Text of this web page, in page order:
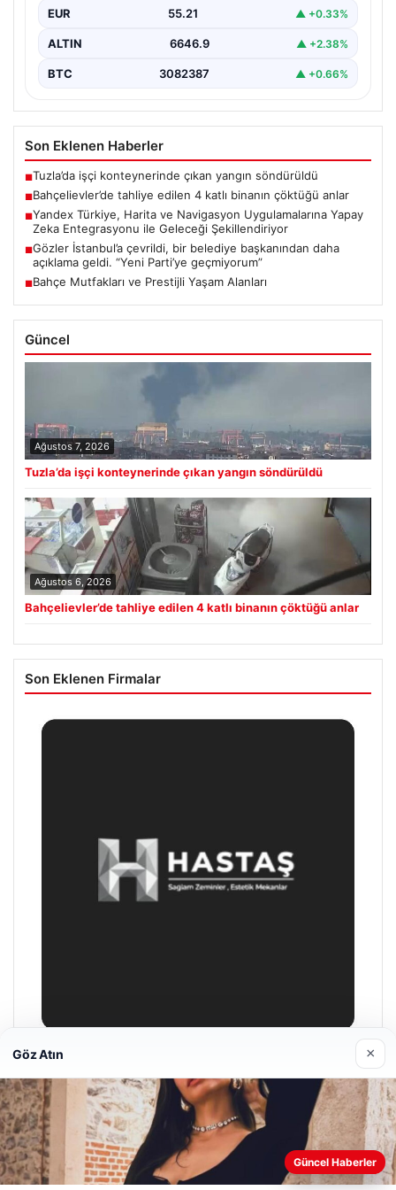
EUR 55.21 ▲ +0.33%
ALTIN 6646.9 ▲ +2.38%
BTC 3082387 ▲ +0.66%
Son Eklenen Haberler
■Tuzla’da işçi konteynerinde çıkan yangın söndürüldü
■Bahçelievler’de tahliye edilen 4 katlı binanın çöktüğü anlar
■Yandex Türkiye, Harita ve Navigasyon Uygulamalarına Yapay
Zeka Entegrasyonu ile Geleceği Şekillendiriyor
■Gözler İstanbul’a çevrildi, bir belediye başkanından daha
açıklama geldi. “Yeni Parti’ye geçmiyorum”
■Bahçe Mutfakları ve Prestijli Yaşam Alanları
Güncel
Ağustos 7, 2026
Tuzla’da işçi konteynerinde çıkan yangın söndürüldü
Ağustos 6, 2026
Bahçelievler’de tahliye edilen 4 katlı binanın çöktüğü anlar
Son Eklenen Firmalar
Nisan 28, 2026
Web sitemizi nasıl kullandığınızı daha iyi anlayabilmek,
deneyiminizi kişiselleştirmek ve geliştirmek amacıyla çerezler
Göz Atın ×
Güncel Haberler